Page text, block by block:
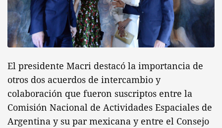
El presidente Macri destacó la importancia de
otros dos acuerdos de intercambio y
colaboración que fueron suscriptos entre la
Comisión Nacional de Actividades Espaciales de
Argentina y su par mexicana y entre el Consejo